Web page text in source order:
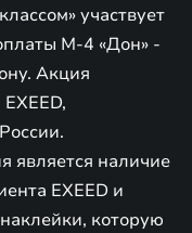
участвует
М-4 «Дон» -
Акция
является наличие
EXEED и
которую